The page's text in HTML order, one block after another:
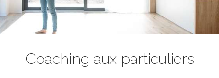
Coaching aux particuliers